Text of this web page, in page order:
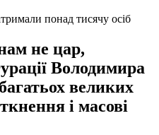
понад тисячу осіб
не цар,
Володимира
великих
і масові